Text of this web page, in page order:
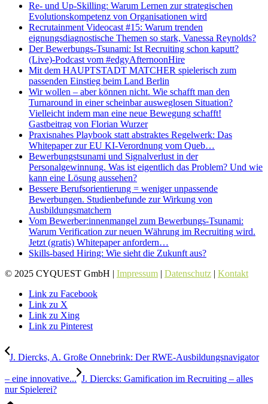
Re- und Up-Skilling: Warum Lernen zur strategischen
Evolutionskompetenz von Organisationen wird
Recrutainment Videocast #15: Warum trenden
eignungsdiagnostische Themen so stark, Vanessa Reynolds?
Der Bewerbungs-Tsunami: Ist Recruiting schon kaputt?
(Live)-Podcast vom #edgyAfternoonHire
Mit dem HAUPTSTADT MATCHER spielerisch zum
passenden Einstieg beim Land Berlin
Wir wollen – aber können nicht. Wie schafft man den
Turnaround in einer scheinbar ausweglosen Situation?
Vielleicht indem man eine neue Bewegung schafft!
Gastbeitrag von Florian Wurzer
Praxisnahes Playbook statt abstraktes Regelwerk: Das
Whitepaper zur EU KI-Verordnung vom Queb…
Bewerbungstsunami und Signalverlust in der
Personalgewinnung. Was ist eigentlich das Problem? Und wie
kann eine Lösung aussehen?
Bessere Berufsorientierung = weniger unpassende
Bewerbungen. Studienbefunde zur Wirkung von
Ausbildungsmatchern
Vom Bewerber:innenmangel zum Bewerbungs-Tsunami:
Warum Verification zur neuen Währung im Recruiting wird.
Jetzt (gratis) Whitepaper anfordern…
Skills-based Hiring: Wie sieht die Zukunft aus?
© 2025 CYQUEST GmbH | Impressum | Datenschutz | Kontakt
Link zu Facebook
Link zu X
Link zu Xing
Link zu Pinterest
J. Diercks, A. Große Onnebrink: Der RWE-Ausbildungsnavigator
– eine innovative... J. Diercks: Gamification im Recruiting – alles
nur Spielerei?